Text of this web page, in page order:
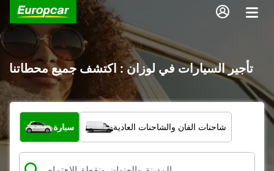
تأجير السيارات في لوزان : اكتشف جميع محطاتنا
ما نوع المركبة؟
سيارة شاحنات الفان والشاحنات العادية